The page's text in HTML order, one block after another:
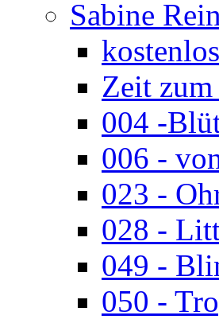
Sabine
Zeit zum
004 -
006 -
023 -
028 -
049 -
050 -